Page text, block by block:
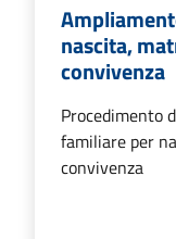
nascita,
convivenza
Procedimento
familiare per
convivenza